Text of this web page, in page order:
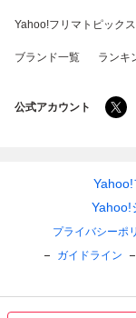
Yahoo!フリマトピックス
ブランド一覧 ランキ
公式アカウント
Yahoo!
Yahoo!
プライバシーポ
ガイドライン